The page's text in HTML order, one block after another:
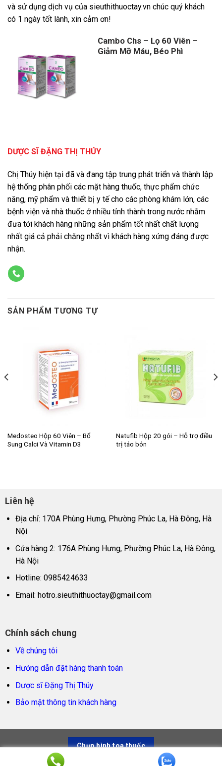
và sử dụng dịch vụ của sieuthithuoctay.vn chúc quý khách
có 1 ngày tốt lành, xin cảm ơn!
Cambo Chs – Lọ 60 Viên –
Giảm Mỡ Máu, Béo Phì
DƯỢC SĨ ĐẶNG THỊ THÚY
Chị Thúy hiện tại đã và đang tập trung phát triển và thành lập
hệ thống phân phối các mặt hàng thuốc, thực phẩm chức
năng, mỹ phẩm và thiết bị y tế cho các phòng khám lớn, các
bệnh viện và nhà thuốc ở nhiều tỉnh thành trong nước nhằm
đưa tới khách hàng những sản phẩm tốt nhất chất lượng
nhất giá cả phải chăng nhất vì khách hàng xứng đáng được
nhận.
SẢN PHẨM TƯƠNG TỰ
Medosteo Hộp 60 Viên – Bổ
Sung Calci Và Vitamin D3
Natufib Hộp 20 gói – Hỗ trợ điều
trị táo bón
Liên hệ
Địa chỉ: 170A Phùng Hưng, Phường Phúc La, Hà Đông, Hà
Nội
Cửa hàng 2: 176A Phùng Hưng, Phường Phúc La, Hà Đông,
Hà Nội
Hotline: 0985424633
Email: hotro.sieuthithuoctay@gmail.com
Chính sách chung
Về chúng tôi
Hướng dẫn đặt hàng thanh toán
Dược sĩ Đặng Thị Thúy
Bảo mật thông tin khách hàng
Chụp hình toa thuốc